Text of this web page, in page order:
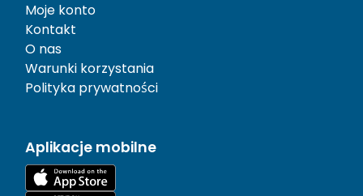
Moje konto
Kontakt
O nas
Warunki korzystania
Polityka prywatności
Aplikacje mobilne